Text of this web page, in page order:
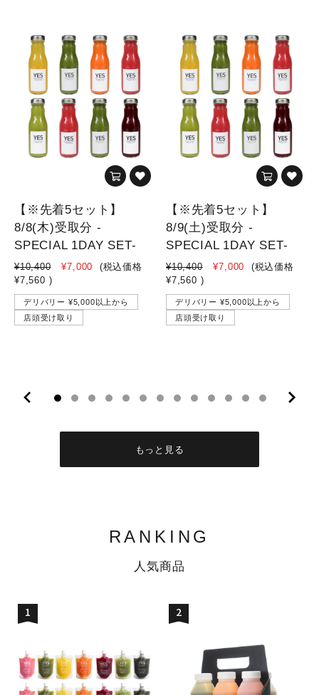
【※先着5セット】
8/8(木)受取分 -
SPECIAL 1DAY SET-
¥10,400 ¥7,000
(税込価格
¥7,560 )
デリバリー ¥5,000以上から
店頭受け取り
【※先着5セット】
8/9(土)受取分 -
SPECIAL 1DAY SET-
¥10,400 ¥7,000
(税込価格
¥7,560 )
デリバリー ¥5,000以上から
店頭受け取り
もっと見る
RANKING
人気商品
1 2